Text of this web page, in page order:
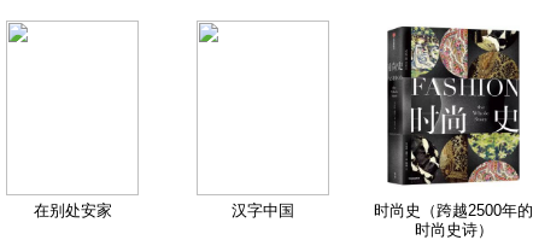
在别处安家 汉字中国
时尚史（跨越2500年的
时尚史诗）